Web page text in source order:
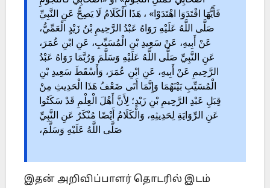
فَأَيُّهَا اقْتَدَوَا اهْتَدَوْا» ، هَذَا الْكَلَامُ لَا يَصِحُّ عَنِ النَّبِيِّ
صَلَّى اللَّهُ عَلَيْهِ رَوَاهُ عَبْدُ الرَّحِيمِ بْنُ زَيْدٍ الْعَمِّيُّ،
عَنْ أَبِيهِ، عَنْ سَعِيدِ بْنِ الْمُسَيِّبِ، عَنِ ابْنِ عُمَرَ،
عَنِ النَّبِيِّ صَلَّى اللَّهُ عَلَيْهِ وَسَلَّمَ وَرُبَّمَا رَوَاهُ عَبْدُ
الرَّحِيمِ عَنْ أَبِيهِ، عَنِ ابْنِ عُمَرَ، وَأَسْقَطَ سَعِيدِ بْنِ
الْمُسَيِّبِ بَيْنَهُمَا وَإِنَّمَا أَتَى ضَعْفُ هَذَا الْحَدِيثِ مِنْ
قِبَلِ عَبْدِ الرَّحِيمِ بْنِ زَيْدٍ؛ لِأَنَّ أَهْلَ الْعِلْمِ قَدْ سَكَتُوا
عَنِ الرِّوَايَةِ لِحَدِيثِهِ، وَالْكَلَامُ أَيْضًا مُنْكَرٌ عَنِ النَّبِيِّ
صَلَّى اللَّهُ عَلَيْهِ وَسَلَّمَ،
இதன் அறிவிப்பாளர் தொடரில் இடம்